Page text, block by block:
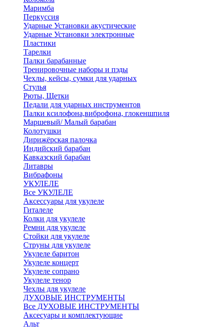
Маримба
Перкуссия
Ударные Установки акустические
Ударные Установки электронные
Пластики
Тарелки
Палки барабанные
Тренировочные наборы и пэды
Чехлы, кейсы, сумки для ударных
Стулья
Рюты, Щетки
Педали для ударных инструментов
Палки ксилофона,виброфона, глокеншпиля
Маршевый/ Малый барабан
Колотушки
Дирижёрская палочка
Индийский барабан
Кавказский барабан
Литавры
Вибрафоны
УКУЛЕЛЕ
Все УКУЛЕЛЕ
Аксессуары для укулеле
Гиталеле
Колки для укулеле
Ремни для укулеле
Стойки для укулеле
Струны для укулеле
Укулеле баритон
Укулеле концерт
Укулеле сопрано
Укулеле тенор
Чехлы для укулеле
ДУХОВЫЕ ИНСТРУМЕНТЫ
Все ДУХОВЫЕ ИНСТРУМЕНТЫ
Аксесуары и комплектующие
Альт